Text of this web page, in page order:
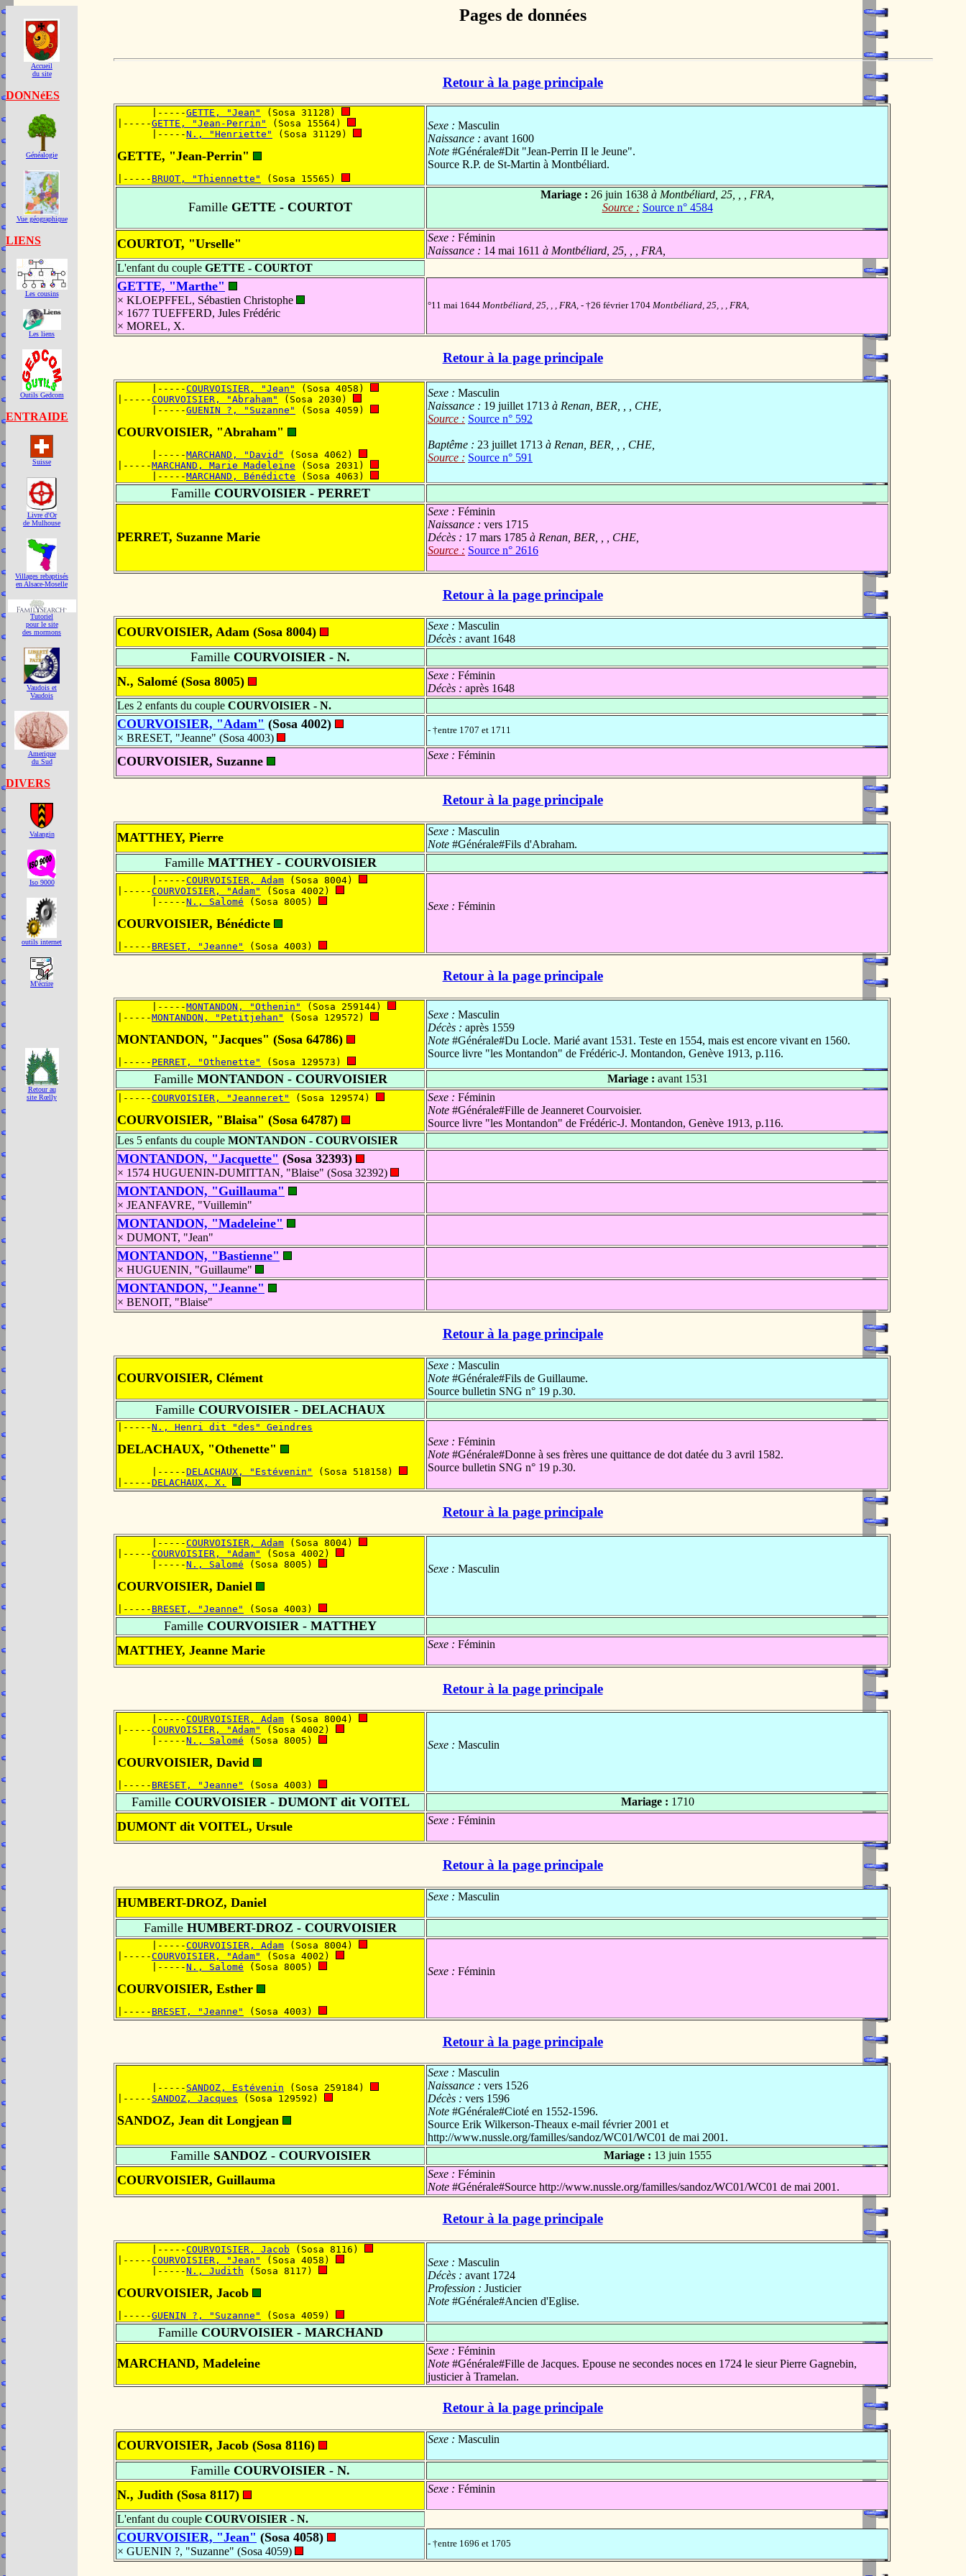
Accueil
du site
DONNéES
Généalogie
Vue géographique
LIENS
Les cousins
Les liens
Outils Gedcom
ENTRAIDE
Suisse
Livre d'Or
de Mulhouse
Villages rebaptisés
en Alsace-Moselle
Tutoriel
pour le site
des mormons
Vaudois et
Vaudois
Amerique
du Sud
DIVERS
Valangin
Iso 9000
outils internet
M'écrire
Retour au
site Rœlly
Pages de données
Retour à la page principale
      |-----
GETTE, "Jean"
(Sosa 31128)
|-----GETTE, "Jean-Perrin"
(Sosa 15564)
      |-----
N., "Henriette" (Sosa 31129)
GETTE, "Jean-Perrin"
|----- BRUOT, "Thiennette" (Sosa 15565)
Sexe : Masculin
Naissance : avant 1600
Note #Générale#Dit "Jean-Perrin II le Jeune".
Source R.P. de St-Martin à Montbéliard.
Famille GETTE - COURTOT
Mariage : 26 juin 1638 à Montbéliard, 25, , , FRA,
Source : Source n° 4584
COURTOT, "Urselle" Sexe : Féminin
Naissance : 14 mai 1611 à Montbéliard, 25, , , FRA,
L'enfant du couple GETTE - COURTOT
GETTE, "Marthe"
× KLOEPFFEL, Sébastien Christophe
× 1677 TUEFFERD, Jules Frédéric
× MOREL, X.
°11 mai 1644 Montbéliard, 25, , , FRA, - †26 février 1704 Montbéliard, 25, , , FRA,
Retour à la page principale
      |-----
COURVOISIER, "Jean"
(Sosa 4058)
|-----COURVOISIER, "Abraham"
(Sosa 2030)
      |-----
GUENIN ?, "Suzanne" (Sosa 4059)
COURVOISIER, "Abraham"
      |-----
MARCHAND, "David"
(Sosa 4062)
|-----MARCHAND, Marie Madeleine (Sosa 2031)
      |-----
MARCHAND, Bénédicte (Sosa 4063)
Sexe : Masculin
Naissance : 19 juillet 1713 à Renan, BER, , , CHE,
Source : Source n° 592
Baptême : 23 juillet 1713 à Renan, BER, , , CHE,
Source : Source n° 591
FamilleCOURVOISIER - PERRET
PERRET, Suzanne Marie
Sexe : Féminin
Naissance : vers 1715
Décès : 17 mars 1785 à Renan, BER, , , CHE,
Source : Source n° 2616
Retour à la page principale
COURVOISIER, Adam (Sosa 8004) Sexe : Masculin
Décès : avant 1648
Famille COURVOISIER - N.
N., Salomé (Sosa 8005)
Sexe : Féminin
Décès : après 1648
Les 2 enfants du couple COURVOISIER - N.
COURVOISIER, "Adam" (Sosa 4002)
× BRESET, "Jeanne" (Sosa 4003)
- †entre 1707 et 1711
COURVOISIER, Suzanne Sexe : Féminin
Retour à la page principale
MATTHEY, Pierre Sexe : Masculin
Note #Générale#Fils d'Abraham.
FamilleMATTHEY - COURVOISIER
      |-----
COURVOISIER, Adam (Sosa 8004)
|-----COURVOISIER, "Adam"
(Sosa 4002)
      |-----
N., Salomé (Sosa 8005)
COURVOISIER, Bénédicte
|----- BRESET, "Jeanne" (Sosa 4003)
Sexe : Féminin
Retour à la page principale
      |-----
MONTANDON, "Othenin"
(Sosa 259144)
|-----MONTANDON, "Petitjehan" (Sosa 129572)
MONTANDON, "Jacques" (Sosa 64786)
|----- PERRET, "Othenette" (Sosa 129573)
Sexe : Masculin
Décès : après 1559
Note #Générale#Du Locle. Marié avant 1531. Teste en 1554, mais est encore vivant en 1560.
Source livre "les Montandon" de Frédéric-J. Montandon, Genève 1913, p.116.
FamilleMONTANDON - COURVOISIER Mariage : avant 1531
|-----COURVOISIER, "Jeanneret" (Sosa 129574)
COURVOISIER, "Blaisa" (Sosa 64787)
Sexe : Féminin
Note #Générale#Fille de Jeanneret Courvoisier.
Source livre "les Montandon" de Frédéric-J. Montandon, Genève 1913, p.116.
Les 5 enfants du couple MONTANDON - COURVOISIER
MONTANDON, "Jacquette" (Sosa 32393)
× 1574 HUGUENIN-DUMITTAN, "Blaise" (Sosa 32392)
MONTANDON, "Guillauma"
× JEANFAVRE, "Vuillemin"
MONTANDON, "Madeleine"
× DUMONT, "Jean"
MONTANDON, "Bastienne"
× HUGUENIN, "Guillaume"
MONTANDON, "Jeanne"
× BENOIT, "Blaise"
Retour à la page principale
COURVOISIER, Clément
Sexe : Masculin
Note #Générale#Fils de Guillaume.
Source bulletin SNG n° 19 p.30.
Famille COURVOISIER - DELACHAUX
|-----N., Henri dit "des" Geindres
DELACHAUX, "Othenette"
      |-----
DELACHAUX, "Estévenin"
(Sosa 518158)
|-----DELACHAUX, X.
Sexe : Féminin
Note #Générale#Donne à ses frères une quittance de dot datée du 3 avril 1582.
Source bulletin SNG n° 19 p.30.
Retour à la page principale
      |-----
COURVOISIER, Adam (Sosa 8004)
|-----COURVOISIER, "Adam"
(Sosa 4002)
      |-----
N., Salomé (Sosa 8005)
COURVOISIER, Daniel
|----- BRESET, "Jeanne" (Sosa 4003)
Sexe : Masculin
Famille COURVOISIER - MATTHEY
MATTHEY, Jeanne Marie
Sexe : Féminin
Retour à la page principale
      |-----
COURVOISIER, Adam (Sosa 8004)
|-----COURVOISIER, "Adam"
(Sosa 4002)
      |-----
N., Salomé (Sosa 8005)
COURVOISIER, David
|----- BRESET, "Jeanne" (Sosa 4003)
Sexe : Masculin
FamilleCOURVOISIER - DUMONT dit VOITEL Mariage : 1710
DUMONT dit VOITEL, Ursule Sexe : Féminin
Retour à la page principale
HUMBERT-DROZ, Daniel Sexe : Masculin
Famille HUMBERT-DROZ - COURVOISIER
      |-----
COURVOISIER, Adam (Sosa 8004)
|-----COURVOISIER, "Adam"
(Sosa 4002)
      |-----
N., Salomé (Sosa 8005)
COURVOISIER, Esther
|----- BRESET, "Jeanne" (Sosa 4003)
Sexe : Féminin
Retour à la page principale
      |-----
SANDOZ, Estévenin (Sosa 259184)
|----- SANDOZ, Jacques (Sosa 129592)
SANDOZ, Jean dit Longjean
Sexe : Masculin
Naissance : vers 1526
Décès : vers 1596
Note #Générale#Cioté en 1552-1596.
Source Erik Wilkerson-Theaux e-mail février 2001 et
http://www.nussle.org/familles/sandoz/WC01/WC01 de mai 2001.
FamilleSANDOZ - COURVOISIER Mariage : 13 juin 1555
COURVOISIER, Guillauma Sexe : Féminin
Note #Générale#Source http://www.nussle.org/familles/sandoz/WC01/WC01 de mai 2001.
Retour à la page principale
      |-----
COURVOISIER, Jacob (Sosa 8116)
|-----COURVOISIER, "Jean"
(Sosa 4058)
      |-----
N., Judith (Sosa 8117)
COURVOISIER, Jacob
|-----GUENIN ?, "Suzanne" (Sosa 4059)
Sexe : Masculin
Décès : avant 1724
Profession : Justicier
Note #Générale#Ancien d'Eglise.
FamilleCOURVOISIER - MARCHAND
MARCHAND, Madeleine
Sexe : Féminin
Note #Générale#Fille de Jacques. Epouse ne secondes noces en 1724 le sieur Pierre Gagnebin,
justicier à Tramelan.
Retour à la page principale
COURVOISIER, Jacob (Sosa 8116) Sexe : Masculin
Famille COURVOISIER - N.
N., Judith (Sosa 8117)
Sexe : Féminin
L'enfant du couple COURVOISIER - N.
COURVOISIER, "Jean" (Sosa 4058)
× GUENIN ?, "Suzanne" (Sosa 4059)
- †entre 1696 et 1705